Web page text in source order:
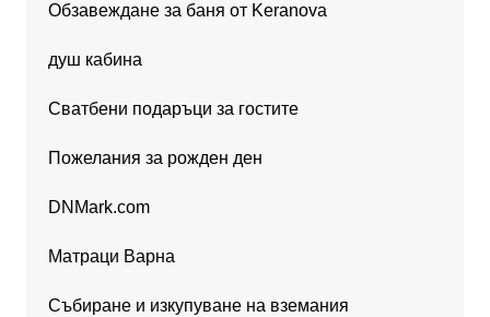
Обзавеждане за баня от Keranova
душ кабина
Сватбени подаръци за гостите
Пожелания за рожден ден
DNMark.com
Матраци Варна
Събиране и изкупуване на вземания